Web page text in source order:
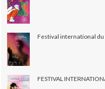
Festival international du
FESTIVAL